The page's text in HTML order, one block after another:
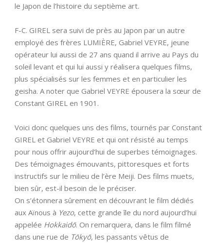
le Japon de l’histoire du septième art.
F-C. GIREL sera suivi de près au Japon par un autre
employé des frères LUMIÈRE, Gabriel VEYRE, jeune
opérateur lui aussi de 27 ans quand il arrive au Pays du
soleil levant et qui lui aussi y réalisera quelques films,
plus spécialisés sur les femmes et en particulier les
geisha. A noter que Gabriel VEYRE épousera la sœur de
Constant GIREL en 1901.
Voici donc quelques uns des films, tournés par Constant
GIREL et Gabriel VEYRE et qui ont résisté au temps
pour nous offrir aujourd’hui de superbes témoignages.
Des témoignages émouvants, pittoresques et forts
instructifs sur le milieu de l’ère Meiji. Des films muets,
bien sûr, est-il besoin de le préciser.
On s’étonnera sûrement en découvrant le film dédiés
aux Aïnous à Yezo, cette grande île du nord aujourd’hui
appelée Hokkaidō. On remarquera, dans le film filmé
dans une rue de Tōkyō, les passants vêtus de